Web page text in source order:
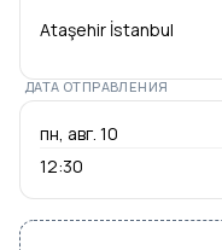
ДАТА ОТПРАВЛЕНИЯ
12:30